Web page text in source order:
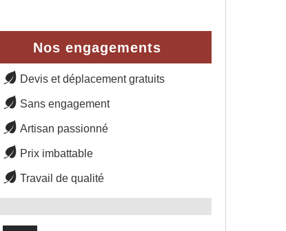
Nos engagements
Devis et déplacement gratuits
Sans engagement
Artisan passionné
Prix imbattable
Travail de qualité